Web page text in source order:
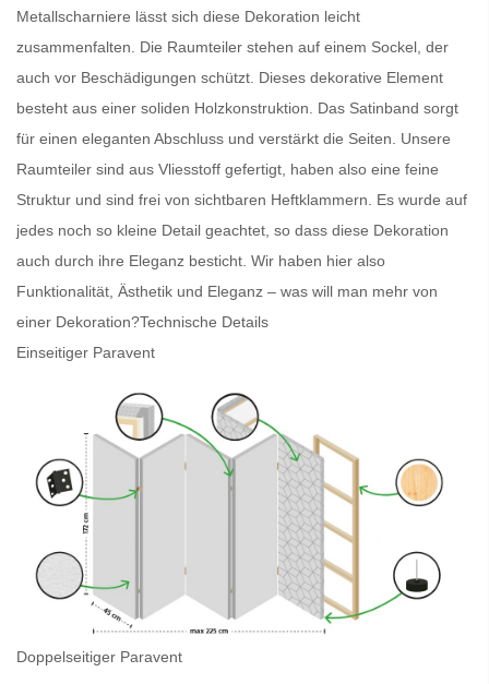
Metallscharniere lässt sich diese Dekoration leicht
zusammenfalten. Die Raumteiler stehen auf einem Sockel, der
auch vor Beschädigungen schützt. Dieses dekorative Element
besteht aus einer soliden Holzkonstruktion. Das Satinband sorgt
für einen eleganten Abschluss und verstärkt die Seiten. Unsere
Raumteiler sind aus Vliesstoff gefertigt, haben also eine feine
Struktur und sind frei von sichtbaren Heftklammern. Es wurde auf
jedes noch so kleine Detail geachtet, so dass diese Dekoration
auch durch ihre Eleganz besticht. Wir haben hier also
Funktionalität, Ästhetik und Eleganz – was will man mehr von
einer Dekoration?Technische Details
Einseitiger Paravent
Doppelseitiger Paravent